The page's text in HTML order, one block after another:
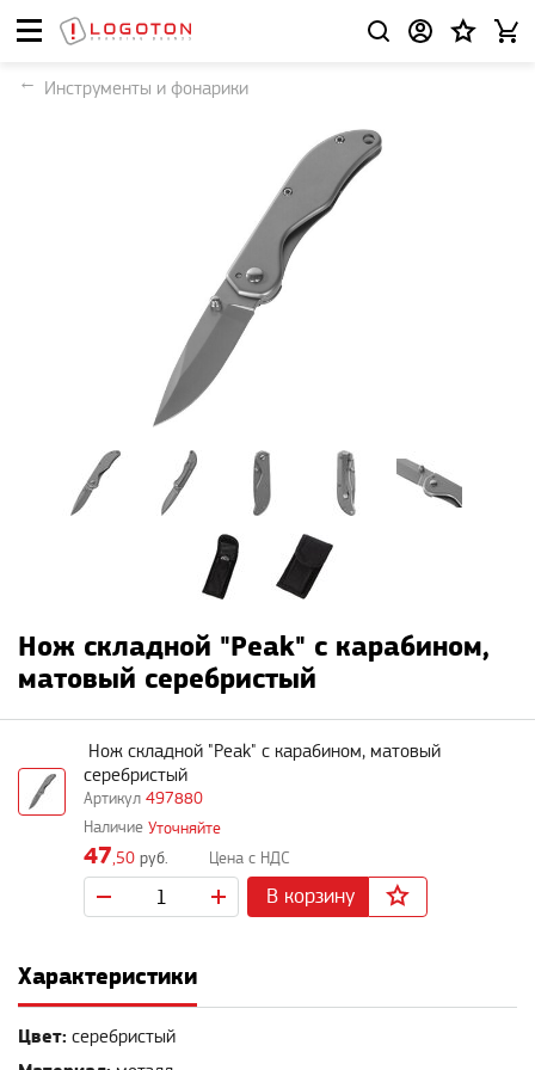
Инструменты и фонарики
Нож складной "Peak" с карабином,
матовый серебристый
497880
Нож складной "Peak" с карабином, матовый
серебристый
Уточняйте
47,50 руб.
В корзину
Характеристики
Цвет: серебристый